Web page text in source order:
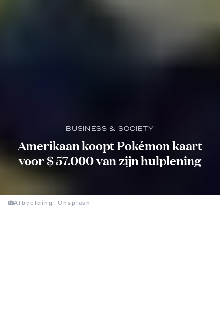
BUSINESS & SOCIETY
Amerikaan koopt Pokémon kaart
voor $ 57.000 van zijn hulplening
Afbeelding: Unsplash